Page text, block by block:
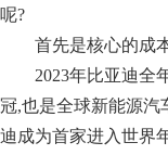
呢?
首先是核心的成
2023年比亚迪全
冠,也是全球新能源汽
迪成为首家进入世界